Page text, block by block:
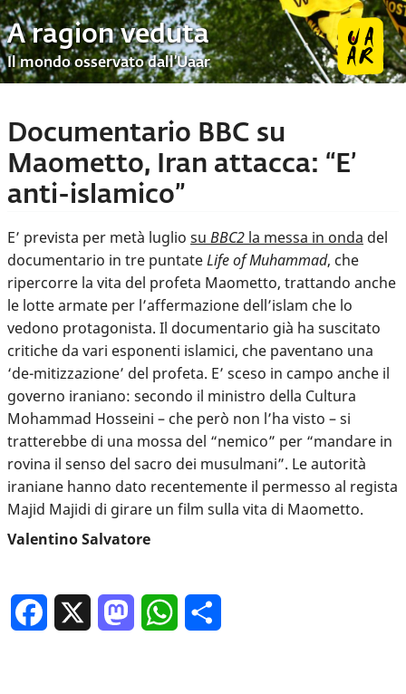
A ragion veduta
Il mondo osservato dall’Uaar
Documentario BBC su
Maometto, Iran attacca: “E’
anti-islamico”
E’ prevista per metà luglio su BBC2 la messa in onda del
documentario in tre puntateLife of Muhammad, che
ripercorre la vita del profeta Maometto, trattando anche
le lotte armate per l’affermazione dell’islam che lo
vedono protagonista. Il documentario già ha suscitato
critiche da vari esponenti islamici, che paventano una
‘de-mitizzazione’ del profeta. E’ sceso in campo anche il
governo iraniano: secondo il ministro della Cultura
Mohammad Hosseini – che però non l’ha visto – si
tratterebbe di una mossa del “nemico” per “mandare in
rovina il senso del sacro dei musulmani”. Le autorità
iraniane hanno dato recentemente il permesso al regista
Majid Majidi di girare un film sulla vita di Maometto.
Valentino Salvatore
Facebook MastodonWhatsApp